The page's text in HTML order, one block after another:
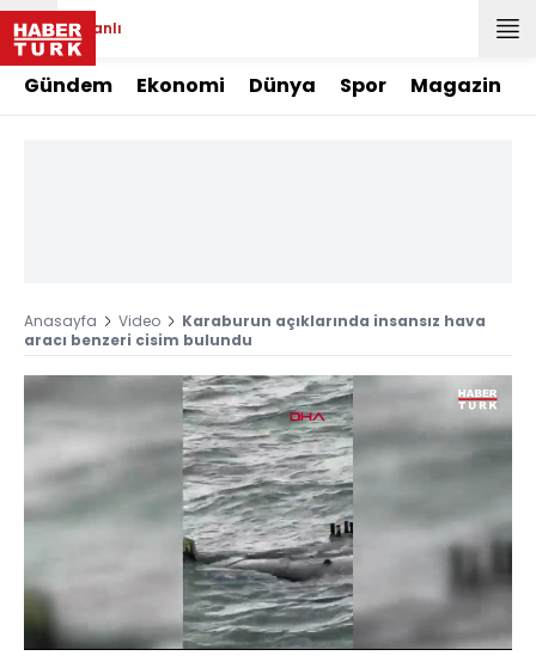
Canlı
Gündem Ekonomi Dünya Spor Magazin
Anasayfa Video
Karaburun açıklarında insansız hava
aracı benzeri cisim bulundu
Sesi
Aç
Yüklendi:
100.00%
Hızı